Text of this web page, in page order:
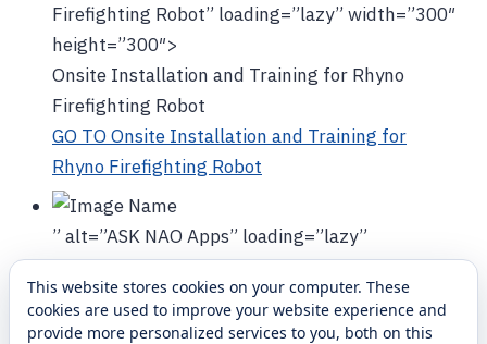
Firefighting Robot” loading=”lazy” width=”300″
height=”300″>
Onsite Installation and Training for Rhyno
Firefighting Robot
GO TO Onsite Installation and Training for
Rhyno Firefighting Robot
” alt=”ASK NAO Apps” loading=”lazy”
width=”300″ height=”300″>
ASK NAO Apps
GO TO ASK NAO Apps
This website stores cookies on your computer. These
cookies are used to improve your website experience and
provide more personalized services to you, both on this